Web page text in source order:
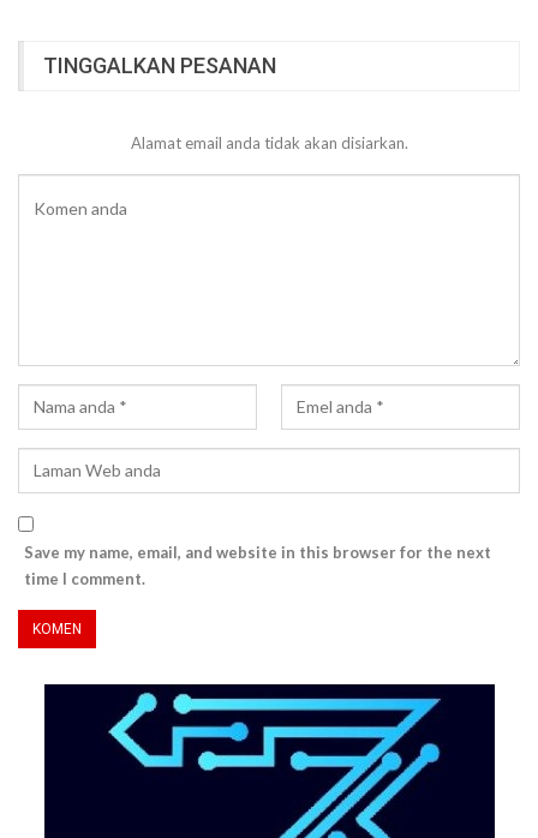
TINGGALKAN PESANAN
Alamat email anda tidak akan disiarkan.
Save my name, email, and website in this browser for the next
time I comment.